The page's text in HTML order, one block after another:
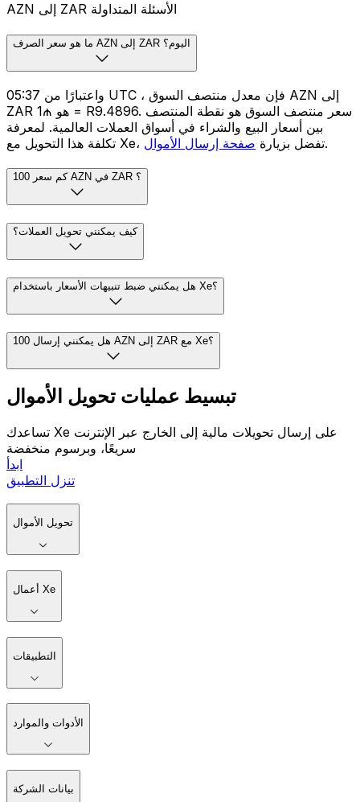
AZN إلى ZAR الأسئلة المتداولة
ما هو سعر الصرف AZN إلى ZAR اليوم؟
واعتبارًا من 05:37 UTC ، فإن معدل منتصف السوق AZN إلى
ZAR هو ₼1 = R9.4896. سعر منتصف السوق هو نقطة المنتصف
بين أسعار البيع والشراء في أسواق العملات العالمية. لمعرفة
تكلفة هذا التحويل مع Xe، تفضل بزيارة صفحة إرسال الأموال .
كم سعر 100 AZN في ZAR ؟
كيف يمكنني تحويل العملات؟
هل يمكنني ضبط تنبيهات الأسعار باستخدام Xe؟
هل يمكنني إرسال 100 AZN إلى ZAR مع Xe؟
تبسيط عمليات تحويل الأموال
تساعدك Xe على إرسال تحويلات مالية إلى الخارج عبر الإنترنت
سريعًا، وبرسوم منخفضة
ابدأ
تنزل التطبيق
تحويل الأموال
أعمال Xe
التطبيقات
الأدوات والموارد
بيانات الشركة